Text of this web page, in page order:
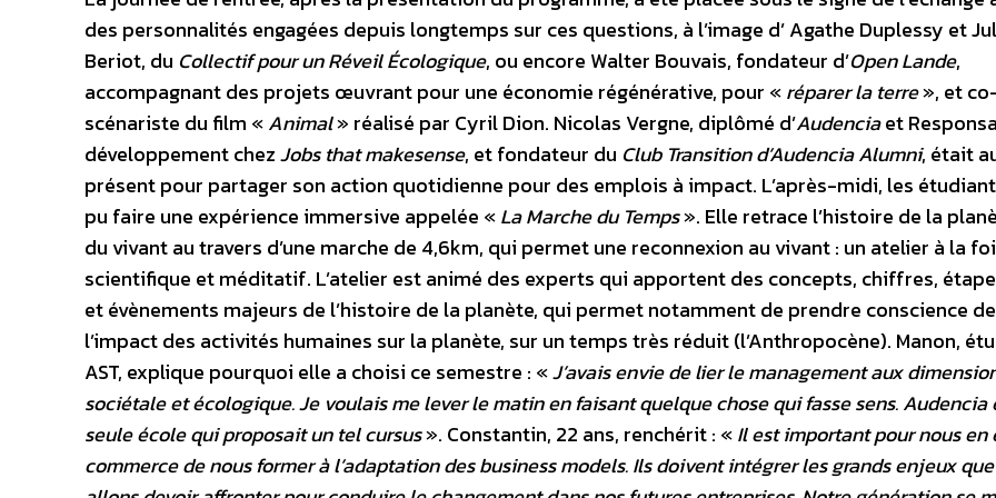
des personnalités engagées depuis longtemps sur ces questions, à l’image d’ Agathe Duplessy et
Beriot, du Collectif pour un Réveil Écologique, ou encore Walter Bouvais, fondateur d’Open Lande,
accompagnant des projets œuvrant pour une économie régénérative, pour «réparer la terre», et
scénariste du film «Animal» réalisé par Cyril Dion. Nicolas Vergne, diplômé d’Audenciaet
développement chezJobs that makesense, et fondateur du Club Transition d’Audencia Alumni, était
présent pour partager son action quotidienne pour des emplois à impact. L’après-midi, les
pu faire une expérience immersive appelée «La Marche du Temps». Elle retrace l’histoire de la
du vivant au travers d’une marche de 4,6km, qui permet une reconnexion au vivant : un atelier à la
scientifique et méditatif. L’atelier est animé des experts qui apportent des concepts, chiffres,
et évènements majeurs de l’histoire de la planète, qui permet notamment de prendre conscience de
l’impact des activités humaines sur la planète, sur un temps très réduit (l’Anthropocène). Manon,
AST, explique pourquoi elle a choisi ce semestre : «J’avais envie de lier le management aux
sociétale et écologique. Je voulais me lever le matin en faisant quelque chose qui fasse sens.
seule école qui proposait un tel cursus». Constantin, 22 ans, renchérit : «Il est important pour nous en
commerce de nous former à l’adaptation des business models. Ils doivent intégrer les grands enjeux